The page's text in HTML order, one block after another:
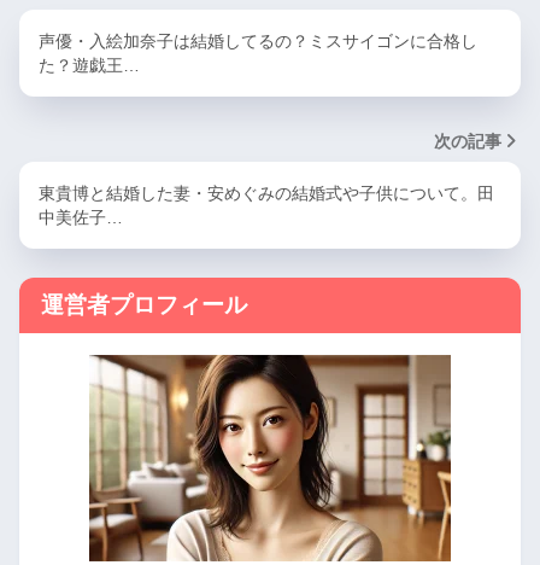
声優・入絵加奈子は結婚してるの？ミスサイゴンに合格し
た？遊戯王…
次の記事
東貴博と結婚した妻・安めぐみの結婚式や子供について。田
中美佐子…
運営者プロフィール